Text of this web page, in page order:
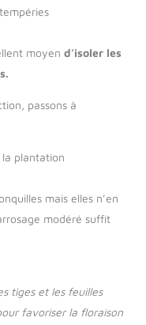
moyen d’isoler les
passons à
la plantation
mais elles n’en
modéré suffit
tiges et les feuilles
favoriser la floraison